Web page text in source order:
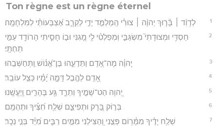
Ton règne est un règne éternel
1 לְדָוִ֨ד ׀ בָּ֘ר֤וּךְ יְהוָ֨ה ׀ צוּרִ֗י הַֽמְלַמֵּ֣ד יָדַ֣י לַקְרָ֑ב אֶ֝צְבְּעוֹתַ֗י לַמִּלְחָמָֽה׃
2
חַסְדִּ֥י וּמְצוּדָתִי֮ מִשְׂגַּבִּ֪י וּֽמְפַלְטִ֫י לִ֥י מָ֭גִנִּי וּב֣וֹ חָסִ֑יתִי הָרוֹדֵ֖ד עַמִּ֣י
תַחְתָּֽי׃
3 יְֽהוָ֗ה מָה־אָ֭דָם וַתֵּדָעֵ֑הוּ בֶּן־אֱ֝נ֗וֹשׁ וַֽתְּחַשְּׁבֵֽהוּ׃
4 אָ֭דָם לַהֶ֣בֶל דָּמָ֑ה יָ֝מָ֗יו כְּצֵ֣ל עוֹבֵֽר׃
5 יְ֭הוָה הַט־שָׁמֶ֣יךָ וְתֵרֵ֑ד גַּ֖ע בֶּהָרִ֣ים וְֽיֶעֱשָֽׁנוּ׃
6 בְּר֣וֹק בָּ֭רָק וּתְפִיצֵ֑ם שְׁלַ֥ח חִ֝צֶּ֗יךָ וּתְהֻמֵּֽם׃
7 שְׁלַ֥ח יָדֶ֗יךָ מִמָּ֫ר֥וֹם פְּצֵ֣נִי וְ֭הַצִּילֵנִי מִמַּ֣יִם רַבִּ֑ים מִ֝יַּ֗ד בְּנֵ֣י נֵכָֽר׃